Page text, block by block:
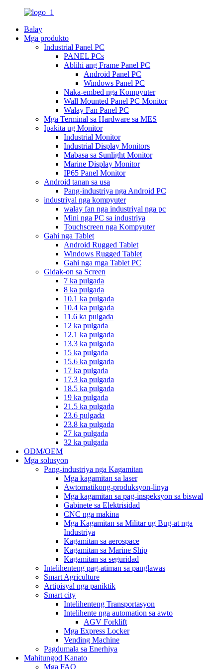
Balay
Mga produkto
Industrial Panel PC
PANEL PCs
Ablihi ang Frame Panel PC
Android Panel PC
Windows Panel PC
Naka-embed nga Kompyuter
Wall Mounted Panel PC Monitor
Walay Fan Panel PC
Mga Terminal sa Hardware sa MES
Ipakita ug Monitor
Industrial Monitor
Industrial Display Monitors
Mabasa sa Sunlight Monitor
Marine Display Monitor
IP65 Panel Monitor
Android tanan sa usa
Pang-industriya nga Android PC
industriyal nga kompyuter
walay fan nga industriyal nga pc
Mini nga PC sa industriya
Touchscreen nga Kompyuter
Gahi nga Tablet
Android Rugged Tablet
Windows Rugged Tablet
Gahi nga mga Tablet PC
Gidak-on sa Screen
7 ka pulgada
8 ka pulgada
10.1 ka pulgada
10.4 ka pulgada
11.6 ka pulgada
12 ka pulgada
12.1 ka pulgada
13.3 ka pulgada
15 ka pulgada
15.6 ka pulgada
17 ka pulgada
17.3 ka pulgada
18.5 ka pulgada
19 ka pulgada
21.5 ka pulgada
23.6 pulgada
23.8 ka pulgada
27 ka pulgada
32 ka pulgada
ODM/OEM
Mga solusyon
Pang-industriya nga Kagamitan
Mga kagamitan sa laser
Awtomatikong-produksyon-linya
Mga kagamitan sa pag-inspeksyon sa biswal
Gabinete sa Elektrisidad
CNC nga makina
Mga Kagamitan sa Militar ug Bug-at nga
Industriya
Kagamitan sa aerospace
Kagamitan sa Marine Ship
Kagamitan sa seguridad
Intelihenteng pag-atiman sa panglawas
Smart Agriculture
Artipisyal nga paniktik
Smart city
Intelihenteng Transportasyon
Intelihente nga automation sa awto
AGV Forklift
Mga Express Locker
Vending Machine
Pagdumala sa Enerhiya
Mahitungod Kanato
Mga FAQ